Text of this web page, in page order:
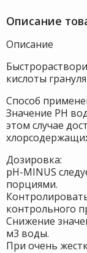
Описание
Описание
кислоты
Способ
Значение PH
этом случае
Дозировка:
pH-MINUS
порциями.
контрольного
Снижение
м3 воды.
При очень